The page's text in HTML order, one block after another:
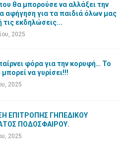
θα μπορούσε να αλλάξει την
αφήγηση για τα παιδιά όλων μας
εκδηλώσεις...
2025
φόρα για την κορυφή… Το
να γυρίσει!!!
2025
ΕΠΙΤΡΟΠΗΣ ΓΗΠΕΔΙΚΟΥ
ΠΟΔΟΣΦΑΙΡΟΥ.
2025